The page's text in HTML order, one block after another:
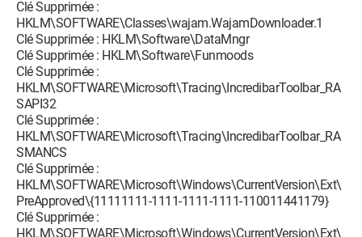
Clé Supprimée :
HKLM\SOFTWARE\Classes\wajam.WajamDownloader.1
Clé Supprimée : HKLM\Software\DataMngr
Clé Supprimée : HKLM\Software\Funmoods
Clé Supprimée :
HKLM\SOFTWARE\Microsoft\Tracing\IncredibarToolbar_RA
SAPI32
Clé Supprimée :
HKLM\SOFTWARE\Microsoft\Tracing\IncredibarToolbar_RA
SMANCS
Clé Supprimée :
HKLM\SOFTWARE\Microsoft\Windows\CurrentVersion\Ext\
PreApproved\{11111111-1111-1111-1111-110011441179}
Clé Supprimée :
HKLM\SOFTWARE\Microsoft\Windows\CurrentVersion\Ext\